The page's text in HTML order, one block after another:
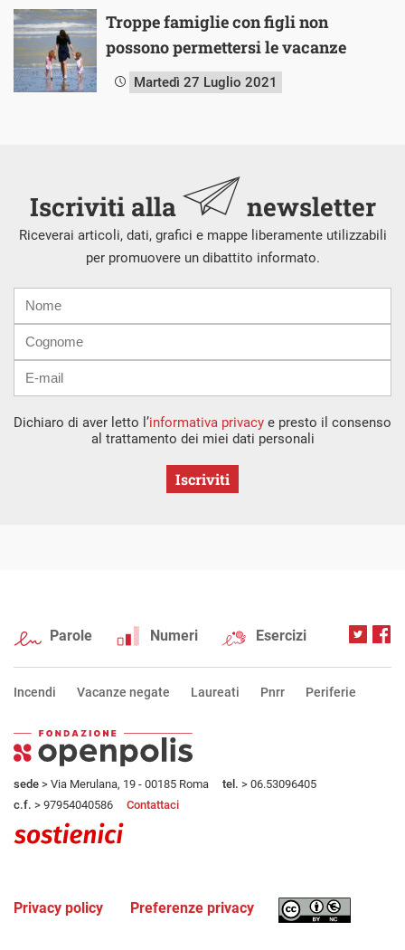
Troppe famiglie con figli non
possono permettersi le vacanze
Martedì 27 Luglio 2021
Iscriviti alla newsletter
Riceverai articoli, dati, grafici e mappe liberamente utilizzabili
per promuovere un dibattito informato.
mail
Dichiaro di aver letto l’informativa privacy e presto il consenso
al trattamento dei miei dati personali
Iscriviti
Parole Numeri Esercizi
Incendi Vacanze negate Laureati Pnrr Periferie
sede > Via Merulana, 19 - 00185 Roma tel. > 06.53096405
c.f. > 97954040586 Contattaci
Privacy policy Preferenze privacy